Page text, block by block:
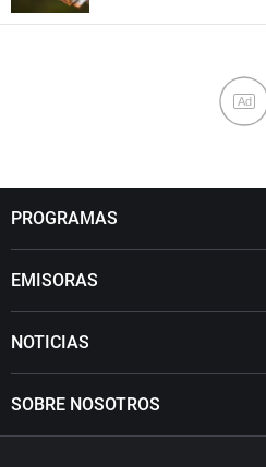
Ad
PROGRAMAS
EMISORAS
NOTICIAS
SOBRE NOSOTROS